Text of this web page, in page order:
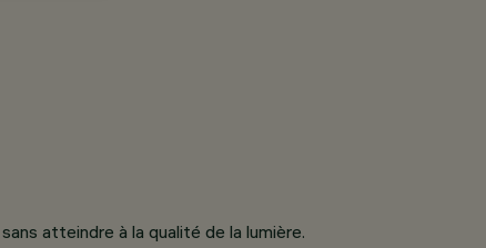
atteindre à la qualité de la lumière.